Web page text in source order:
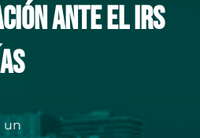
ANTE EL IRS
un